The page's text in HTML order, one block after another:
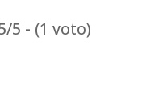
5 - (1 voto)